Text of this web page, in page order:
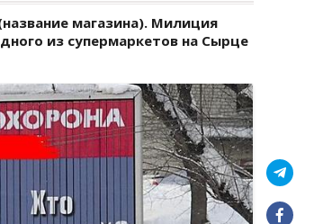
магазина). Милиция
из супермаркетов на Сырце